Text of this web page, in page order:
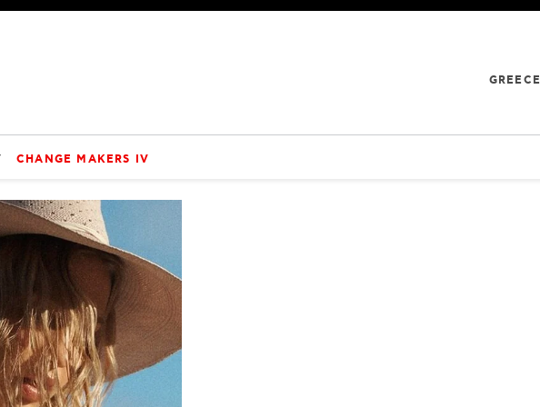
GREECE
CHANGE MAKERS IV